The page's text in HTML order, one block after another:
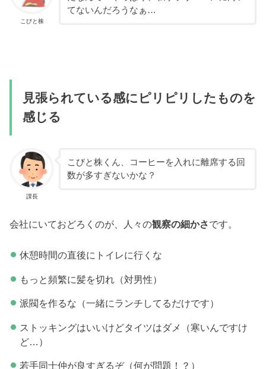
こびと株
てないんだろうなぁ…
見張られている感にピリピリしたものを
感じる
課長
こびと株くん、コーヒーを入れに離席する回
数が多すぎないかな？
会社にいておどろくのが、人々の観察の細かさです。
休憩時間の直後にトイレに行くな
もっと頻繁に髪を切れ（対男性）
派閥を作るな（一緒にランチしてるだけです）
ストッキングはいいけどタイツはダメ（寒いんですけ
ど…）
若手同士仲が良すぎるぞ（何が問題！？）